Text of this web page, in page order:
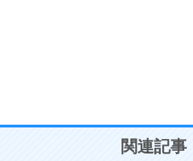
ことが大切。
関連記事